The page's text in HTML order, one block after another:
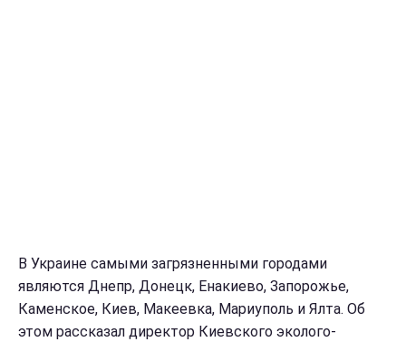
В Украине самыми загрязненными городами
являются Днепр, Донецк, Енакиево, Запорожье,
Каменское, Киев, Макеевка, Мариуполь и Ялта. Об
этом рассказал директор Киевского эколого-